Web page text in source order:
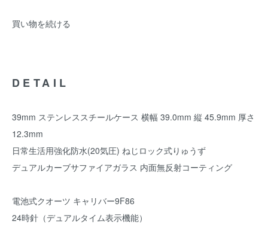
買い物を続ける
DETAIL
39mm ステンレススチールケース 横幅 39.0mm 縦 45.9mm 厚さ
12.3mm
日常生活用強化防水(20気圧) ねじロック式りゅうず
デュアルカーブサファイアガラス 内面無反射コーティング
電池式クオーツ キャリバー9F86
24時針（デュアルタイム表示機能）